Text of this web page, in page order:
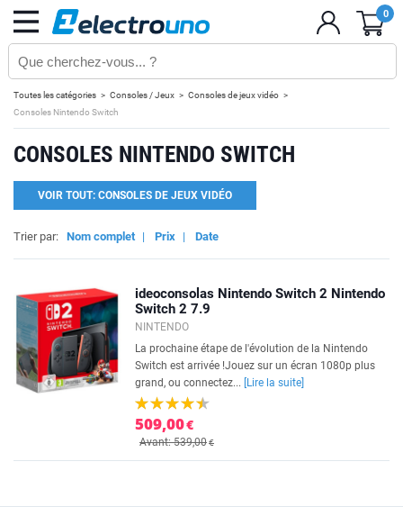
0
Toutes les catégories Consoles / Jeux
Consoles de jeux vidéo
Consoles Nintendo Switch
CONSOLES NINTENDO SWITCH
VOIR TOUT: CONSOLES DE JEUX VIDÉO
Trier par: Nom complet | Prix | Date
ideoconsolas Nintendo Switch 2 Nintendo
Switch 2 7.9
NINTENDO
La prochaine étape de l'évolution de la Nintendo
Switch est arrivée !Jouez sur un écran 1080p plus
grand, ou connectez...
[Lire la suite]
509,00€
Avant: 539,00€